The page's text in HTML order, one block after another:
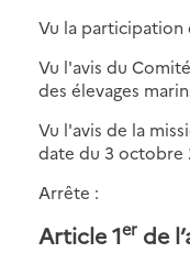
Vu la participation
Vu l'avis du
des élevages
Vu l'avis de la
date du 3 octobre
Arrête :
Article 1er de